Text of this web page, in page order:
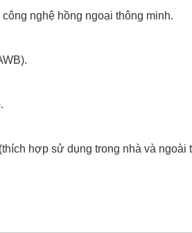
nghệ hồng ngoại thông minh.
hợp sử dụng trong nhà và ngoài